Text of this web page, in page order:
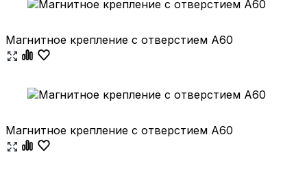
Магнитное крепление с отверстием А60
Магнитное крепление с отверстием А60